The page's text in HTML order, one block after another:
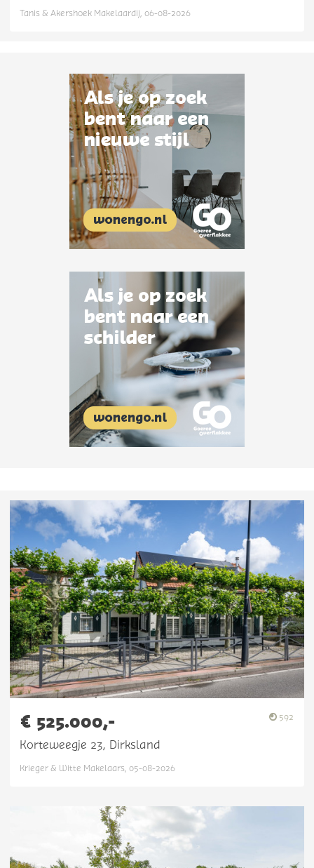
Tanis & Akershoek Makelaardij, 06-08-2026
€ 525.000,- 592
Korteweegje 23, Dirksland
Krieger & Witte Makelaars, 05-08-2026